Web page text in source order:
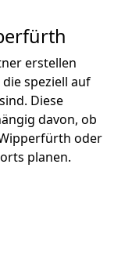
erstellen
speziell auf
Diese
davon, ob
oder
planen.